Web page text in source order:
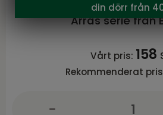
Arras sittdyna
Arras serie från
Vårt pris: 158
Rekommenderat
din dörr från